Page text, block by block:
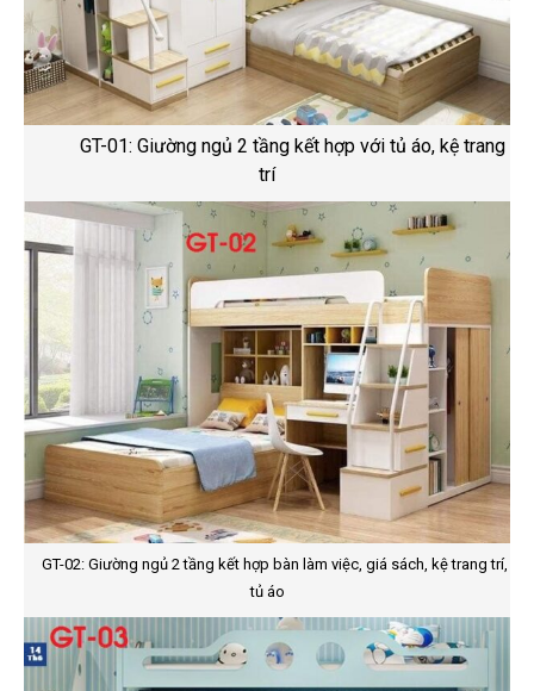
GT-01: Giường ngủ 2 tầng kết hợp với tủ áo, kệ trang
trí
GT-02: Giường ngủ 2 tầng kết hợp bàn làm việc, giá sách, kệ trang trí,
tủ áo